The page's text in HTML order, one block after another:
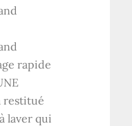
rapide
restitué
laver qui